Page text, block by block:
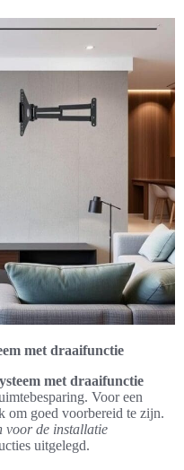
met draaifunctie
met draaifunctie
Voor een
om goed voorbereid te zijn.
voor de installatie
uitgelegd.